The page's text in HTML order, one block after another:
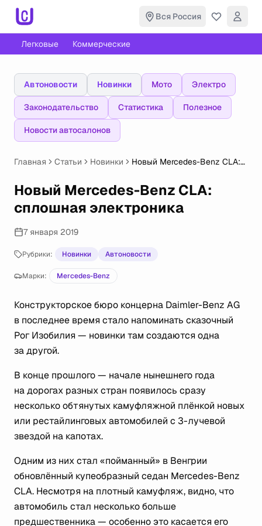
Вся Россия
Легковые Коммерческие
Автоновости Новинки Мото Электро
Законодательство Статистика Полезное
Новости автосалонов
Главная Статьи Новинки
Новый Mercedes-Benz CLA:
Новый Mercedes-Benz CLA:
сплошная электроника
7 января 2019
Рубрики: Новинки Автоновости
Марки: Mercedes-Benz
Конструкторское бюро концерна Daimler-Benz AG
в последнее время стало напоминать сказочный
Рог Изобилия — новинки там создаются одна
за другой.
В конце прошлого — начале нынешнего года
на дорогах разных стран появилось сразу
несколько обтянутых камуфляжной плёнкой новых
или рестайлинговых автомобилей с 3-лучевой
звездой на капотах.
Одним из них стал «пойманный» в Венгрии
обновлённый купеобразный седан Mercedes-Benz
CLA. Несмотря на плотный камуфляж, видно, что
автомобиль стал несколько больше
предшественника — особенно это касается его